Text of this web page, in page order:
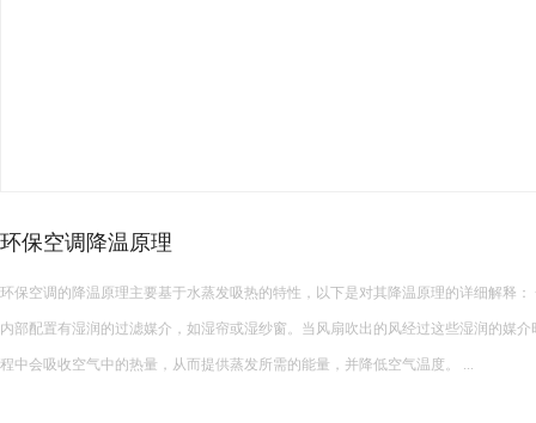
环保空调降温原理
环保空调的降温原理主要基于水蒸发吸热的特性，以下是对其降温原理的详细解释： 一、核心原理 环保空调
内部配置有湿润的过滤媒介，如湿帘或湿纱窗。当风扇吹出的风经过这些湿润的媒
程中会吸收空气中的热量，从而提供蒸发所需的能量，并降低空气温度。 ...